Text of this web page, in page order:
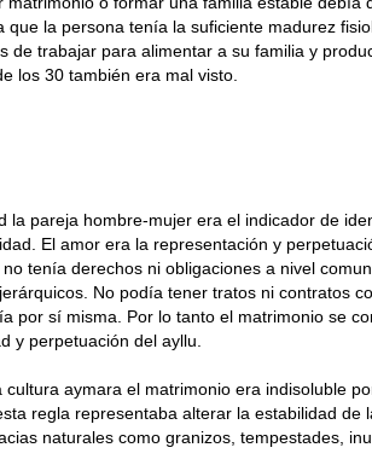
que la persona tenía la suficiente madurez
de trabajar para alimentar a su familia y
los 30 también era mal visto.
la pareja hombre-mujer era el indicador de
El amor era la representación y
tenía derechos ni obligaciones a nivel
No podía tener tratos ni contratos
por sí misma. Por lo tanto el matrimonio se
y perpetuación del ayllu.
aymara el matrimonio era indisoluble
regla representaba alterar la estabilidad de
naturales como granizos, tempestades,